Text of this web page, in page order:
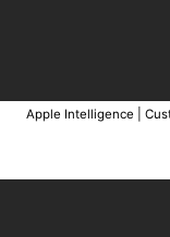
Apple Intelligence |